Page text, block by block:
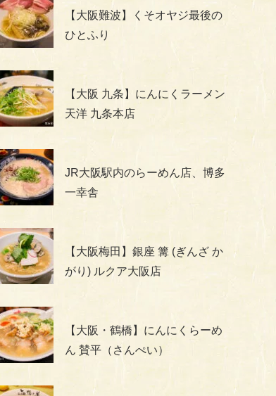
【大阪難波】くそオヤジ最後の
ひとふり
【大阪 九条】にんにくラーメン
天洋 九条本店
JR大阪駅内のらーめん店、博多
一幸舎
【大阪梅田】銀座 篝 (ぎんざ か
がり) ルクア大阪店
【大阪・鶴橋】にんにくらーめ
ん 賛平（さんぺい）